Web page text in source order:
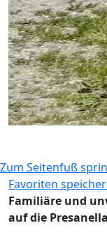
Zum Seitenfuß
Favoriten
Familiäre und
auf die